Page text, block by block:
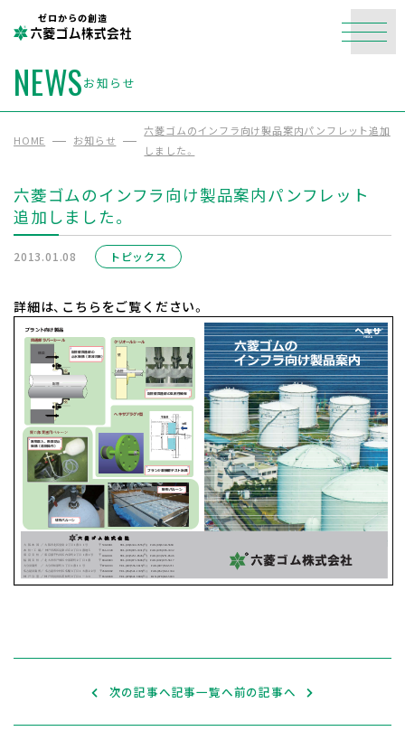
ゼロからの創造
NEWSお知らせ
HOME お知らせ
六菱ゴムのインフラ向け製品案内パンフレット追加
しました。
六菱ゴムのインフラ向け製品案内パンフレット
追加しました。
2013.01.08 トピックス
詳細は、こちらをご覧ください。
次の記事へ記事一覧へ前の記事へ